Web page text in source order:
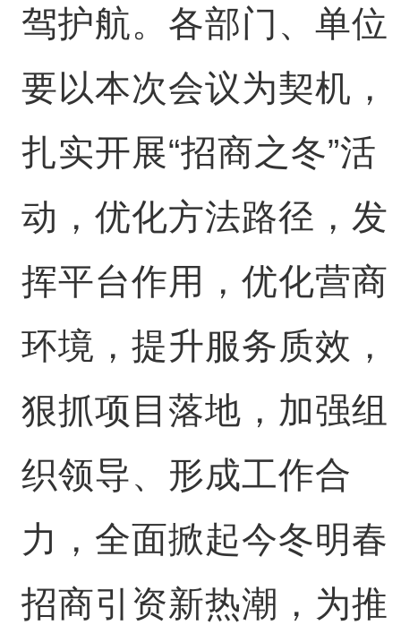
驾护航。各部门、单位
要以本次会议为契机，
扎实开展“招商之冬”活
动，优化方法路径，发
挥平台作用，优化营商
环境，提升服务质效，
狠抓项目落地，加强组
织领导、形成工作合
力，全面掀起今冬明春
招商引资新热潮，为推